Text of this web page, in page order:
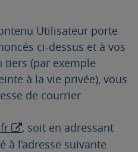
Utilisateur porte
ci-dessus et à vos
tiers (par exemple
à la vie privée), vous
de courrier
, soit en adressant
l’adresse suivante